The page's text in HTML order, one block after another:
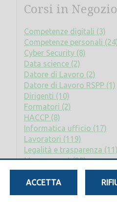
Corsi in Negozio
Competenze digitali (3)
Competenze personali
Cyber Security (8)
Data science (2)
Datore di Lavoro (2)
Datore di Lavoro RSPP (1)
Dirigenti (10)
Formatori (2)
HACCP (8)
Informatica ufficio (17)
Lavoratori (119)
Legalità e trasparenza (11)
Management (23)
Privacy (2)
Rischio elettrico (2)
ACCETTA